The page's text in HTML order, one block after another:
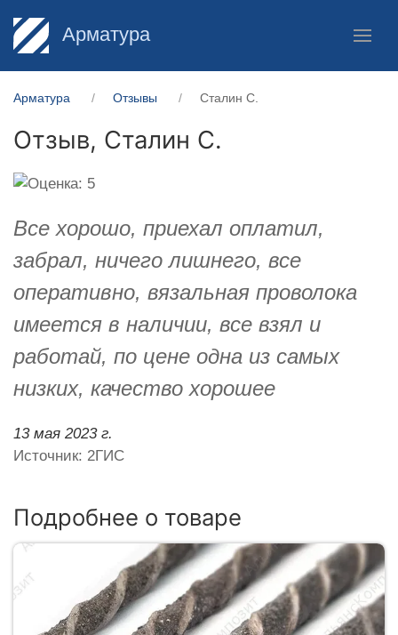
Арматура
Арматура Отзывы Сталин С.
Отзыв, Сталин С.
Все хорошо, приехал оплатил,
забрал, ничего лишнего, все
оперативно, вязальная проволока
имеется в наличии, все взял и
работай, по цене одна из самых
низких, качество хорошее
13 мая 2023 г.
Источник: 2ГИС
Подробнее о товаре